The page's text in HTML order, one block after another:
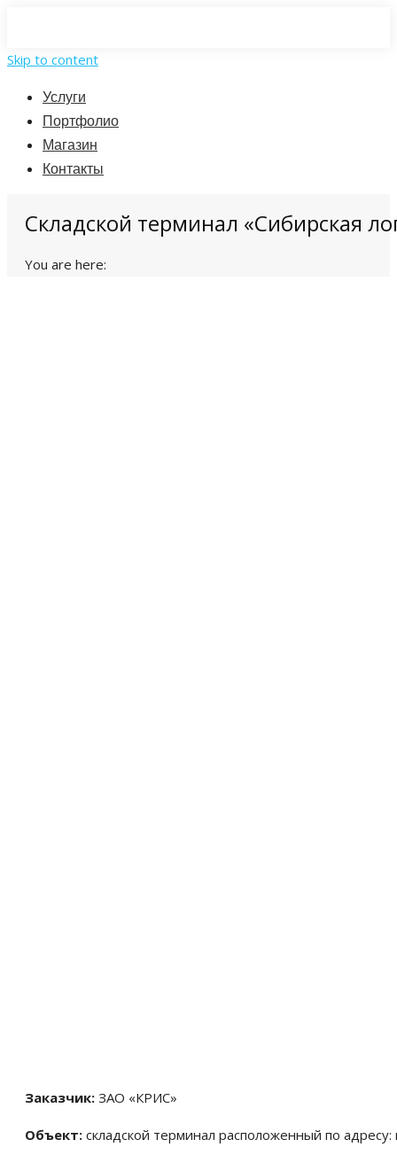
Skip to content
Услуги
Портфолио
Магазин
Контакты
Складской терминал «Сибирская
You are here:
Заказчик: ЗАО «КРИС»
Объект: складской терминал расположенный по адресу: